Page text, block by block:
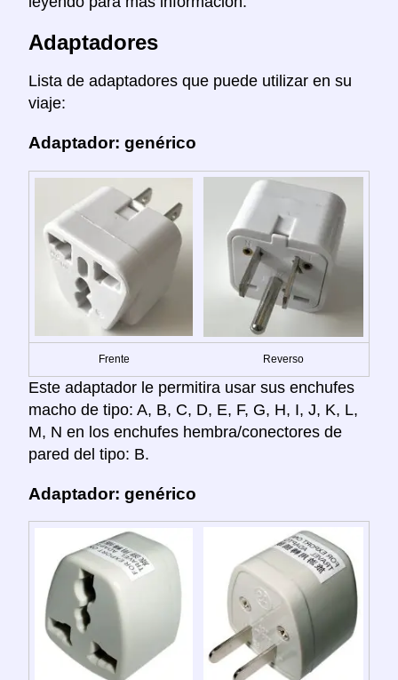
Adaptadores
Lista de adaptadores que puede utilizar en su
viaje:
Adaptador: genérico
Frente Reverso
Este adaptador le permitira usar sus enchufes
macho de tipo: A, B, C, D, E, F, G, H, I, J, K, L,
M, N en los enchufes hembra/conectores de
pared del tipo: B.
Adaptador: genérico